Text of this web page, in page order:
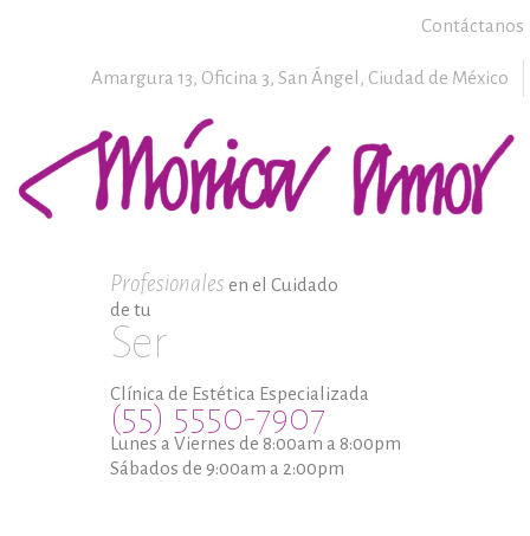
Contáctanos
Amargura 13, Oficina 3, San Ángel, Ciudad de México
Profesionales en el Cuidado
de tu
Ser
Clínica de Estética Especializada
(55) 5550-7907
Lunes a Viernes de 8:00am a 8:00pm
Sábados de 9:00am a 2:00pm